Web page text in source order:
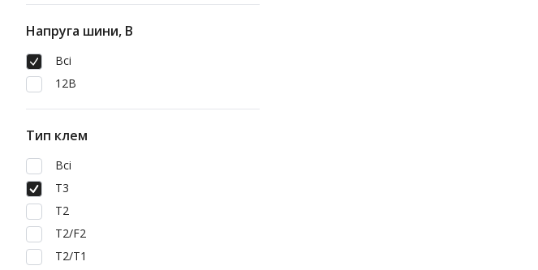
Напруга шини, В
Всі
12В
Тип клем
Всі
T3
T2
T2/F2
T2/T1